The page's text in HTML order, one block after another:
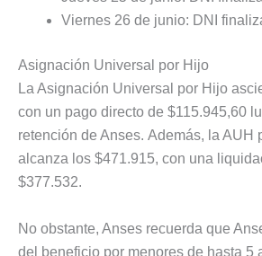
Viernes 26 de junio: DNI
Asignación Universal por Hijo
La Asignación Universal por Hijo
con un pago directo de $115.945,60
retención de Anses. Además, la AUH
alcanza los $471.915, con una
$377.532.
No obstante, Anses recuerda que
del beneficio por menores de hasta 5